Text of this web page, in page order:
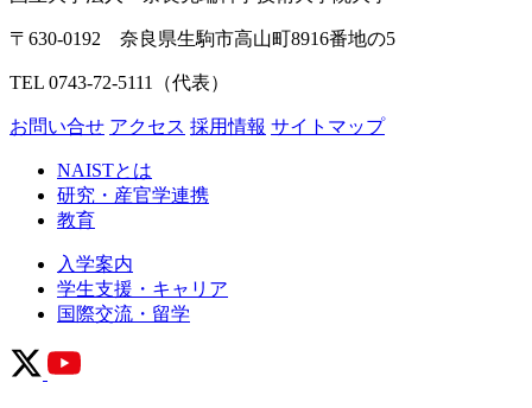
NAISTとは
研究・産官学連携
入学案内
学生支援・キャリア